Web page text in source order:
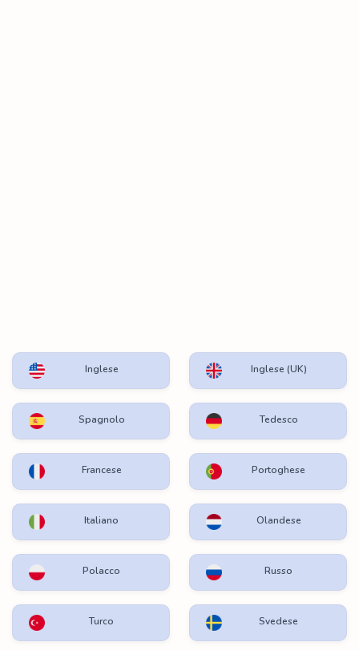
Inglese Inglese (UK)
Spagnolo Tedesco
Francese Portoghese
Italiano Olandese
Polacco Russo
Turco Svedese